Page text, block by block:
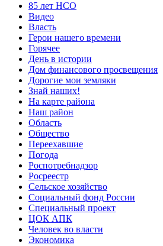
85 лет НСО
Видео
Власть
Герои нашего времени
Горячее
День в истории
Дом финансового просвещения
Дорогие мои земляки
Знай наших!
На карте района
Наш район
Область
Общество
Переехавшие
Погода
Роспотребнадзор
Росреестр
Сельское хозяйство
Социальный фонд России
Специальный проект
ЦОК АПК
Человек во власти
Экономика